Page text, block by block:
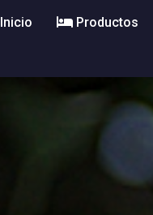
Inicio Productos